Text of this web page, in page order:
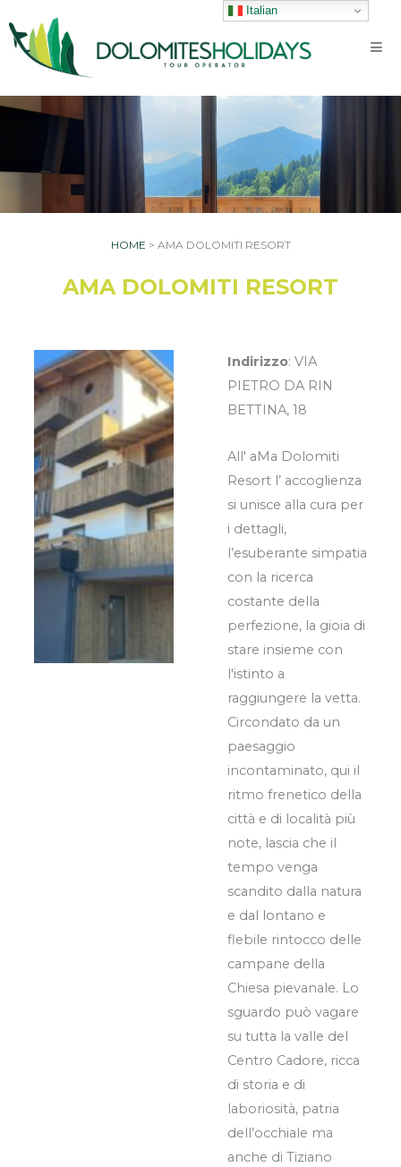
contenuto
HOME > AMA DOLOMITI RESORT
AMA DOLOMITI RESORT
Indirizzo: VIA
PIETRO DA RIN
BETTINA, 18
All' aMa Dolomiti
Resort l’ accoglienza
si unisce alla cura per
i dettagli,
l’esuberante simpatia
con la ricerca
costante della
perfezione, la gioia di
stare insieme con
l'istinto a
raggiungere la vetta.
Circondato da un
paesaggio
incontaminato, qui il
ritmo frenetico della
città e di località più
note, lascia che il
tempo venga
scandito dalla natura
e dal lontano e
flebile rintocco delle
campane della
Chiesa pievanale. Lo
sguardo può vagare
su tutta la valle del
Centro Cadore, ricca
di storia e di
laboriosità, patria
dell’occhiale ma
anche di Tiziano
Italian